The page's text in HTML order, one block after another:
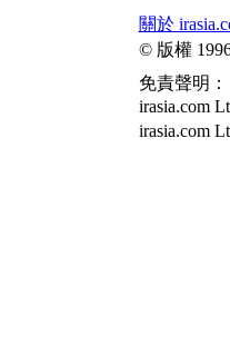
關於
© 版權
免責聲明：
irasia.com
irasia.com